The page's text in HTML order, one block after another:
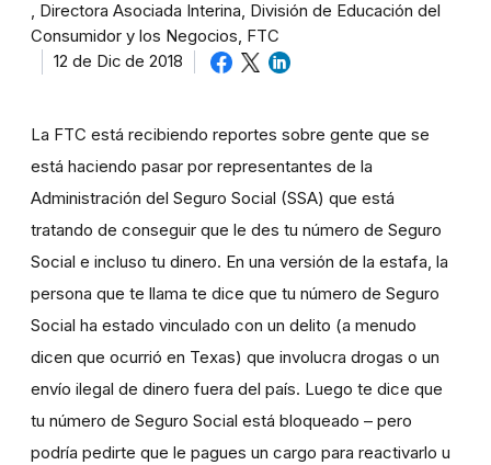
Directora Asociada Interina, División de Educación del
Consumidor y los Negocios, FTC
12 de Dic de 2018
La FTC está recibiendo reportes sobre gente que se
está haciendo pasar por representantes de la
Administración del Seguro Social (SSA) que está
tratando de conseguir que le des tu número de Seguro
Social e incluso tu dinero. En una versión de la estafa, la
persona que te llama te dice que tu número de Seguro
Social ha estado vinculado con un delito (a menudo
dicen que ocurrió en Texas) que involucra drogas o un
envío ilegal de dinero fuera del país. Luego te dice que
tu número de Seguro Social está bloqueado – pero
podría pedirte que le pagues un cargo para reactivarlo u